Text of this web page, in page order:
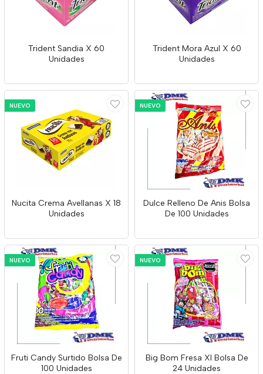
Trident Sandia X 60
Unidades
Trident Mora Azul X 60
Unidades
NUEVO
Nucita Crema Avellanas X 18
Unidades
NUEVO
Dulce Relleno De Anis Bolsa
De 100 Unidades
NUEVO
Fruti Candy Surtido Bolsa De
100 Unidades
NUEVO
Big Bom Fresa Xl Bolsa De
24 Unidades